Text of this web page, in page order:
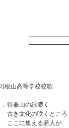
根山高等学校校歌
待兼山の緑濃く
古き文化の咲くところ
ここに集える若人が